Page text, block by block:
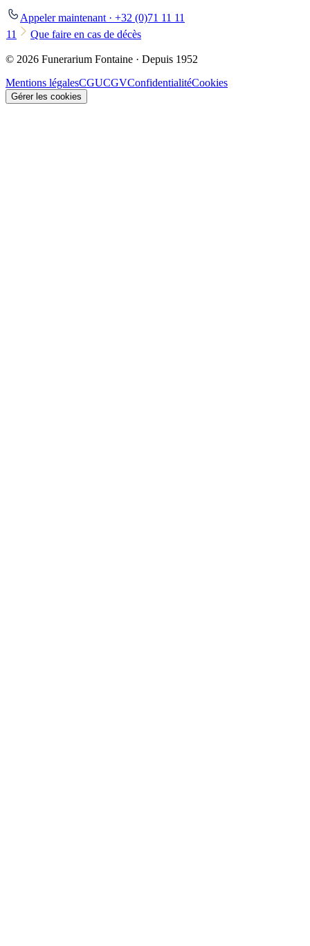
Appeler maintenant · +32 (0)71 11 11
11
Que faire en cas de décès
© 2026 Funerarium Fontaine · Depuis 1952
Mentions légalesCGUCGVConfidentialitéCookies
Gérer les cookies